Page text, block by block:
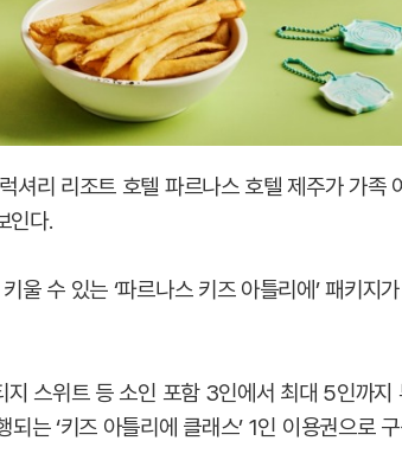
리 리조트 호텔 파르나스 호텔 제주가 가족
인다.
울 수 있는 ‘파르나스 키즈 아틀리에’ 패키지
스위트 등 소인 포함 3인에서 최대 5인까지
는 ‘키즈 아틀리에 클래스’ 1인 이용권으로